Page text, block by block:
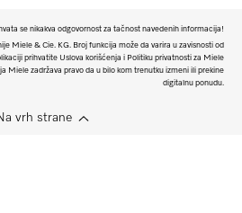
se nikakva odgovornost za tačnost navedenih informacija!
Miele & Cie. KG. Broj funkcija može da varira u zavisnosti od
prihvatite Uslova korišćenja i Politiku privatnosti za Miele
Miele zadržava pravo da u bilo kom trenutku izmeni ili prekine
digitalnu ponudu.
vrh strane